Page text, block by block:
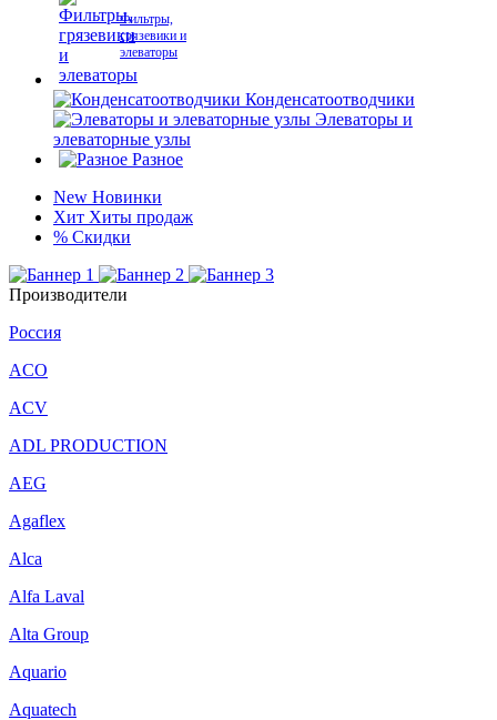
Фильтры,
грязевики и
элеваторы
Конденсатоотводчики
Элеваторы и
элеваторные узлы
Разное
New Новинки
Хит Хиты продаж
% Скидки
Производители
Россия
ACO
ACV
ADL PRODUCTION
AEG
Agaflex
Alca
Alfa Laval
Alta Group
Aquario
Aquatech